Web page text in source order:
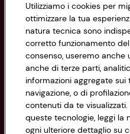
Informazioni
Privacy Policy
Cookie Policy
Impostazioni Cookie
Accessibilità
CONAD SOCIETÀ
Via Michelino, 59 | 40127
Codice Fiscale e Registro
di Bologna 00865960157
Utilizziamo i cookies per
ottimizzare la tua
natura tecnica sono
corretto funzionamento
consenso, useremo anche
anche di terze parti,
informazioni aggregate
navigazione, o di
contenuti da te
queste tecnologie, leggi la
ogni ulteriore dettaglio su